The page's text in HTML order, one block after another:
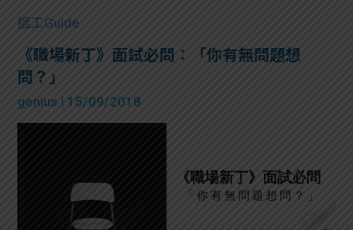
搵工Guide
《職場新丁》面試必問：「你有無問題想
問？」
genius | 15/09/2018